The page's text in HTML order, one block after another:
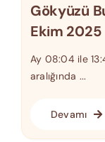
Gökyüzü
Ekim 2025
Ay 08:04 ile
aralığında ...
Devamı